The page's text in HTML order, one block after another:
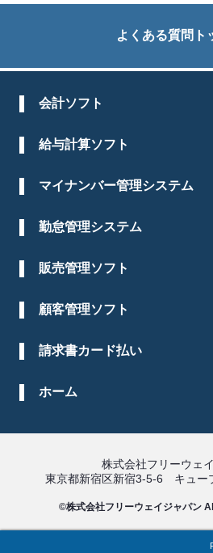
よくある質問ト
会計ソフト
給与計算ソフト
マイナンバー管理システム
勤怠管理システム
販売管理ソフト
顧客管理ソフト
請求書カード払い
ホーム
株式会社フリーウェ
東京都新宿区新宿3-5-6 キュー
©株式会社フリーウェイジャパン